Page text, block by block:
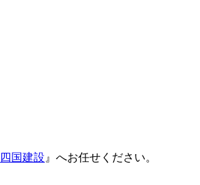
四国建設 』へお任せください。